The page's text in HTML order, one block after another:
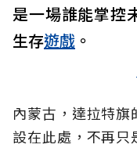
是一場誰能掌控
生存遊戲 。
內蒙古，達拉特
設在此處，不再